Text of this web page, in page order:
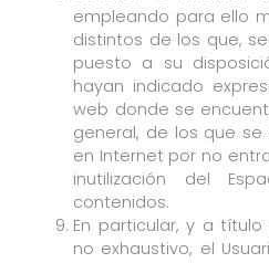
empleando para ello
distintos de los que,
puesto a su
hayan indicado
web donde se
general, de los que
en Internet por no
inutilización del
contenidos.
En particular, y a
no exhaustivo, el